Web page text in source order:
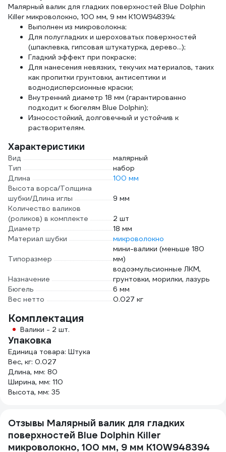
19b640
Малярный валик для гладких поверхностей Blue Dolphin
Killer микроволокно, 100 мм, 9 мм K10W948394:
Выполнен из микроволокна;
Для полугладких и шероховатых поверхностей
(шпаклевка, гипсовая штукатурка, дерево...);
Гладкий эффект при покраске;
Для нанесения невязких, текучих материалов, таких
как пропитки грунтовки, антисептики и
воднодисперсионные краски;
Внутренний диаметр 18 мм (гарантированно
подходит к бюгелям Blue Dolphin);
Износостойкий, долговечный и устойчив к
растворителям.
Характеристики
Вид
малярный
Тип
набор
Длина
100 мм
Высота ворса/Толщина
шубки/Длина иглы
9 мм
Количество валиков
(роликов) в комплекте
2 шт
Диаметр
18 мм
Материал шубки
микроволокно
Типоразмер
мини-валики (меньше 180
мм)
Назначение
водоэмульсионные ЛКМ,
грунтовки, морилки, лазурь
Бюгель
6 мм
Вес нетто
0.027 кг
Комплектация
Валики - 2 шт.
Упаковка
Единица товара: Штука
Вес, кг: 0.027
Длина, мм: 80
Ширина, мм: 110
Высота, мм: 35
Отзывы Малярный валик для гладких
поверхностей Blue Dolphin Killer
микроволокно, 100 мм, 9 мм K10W948394